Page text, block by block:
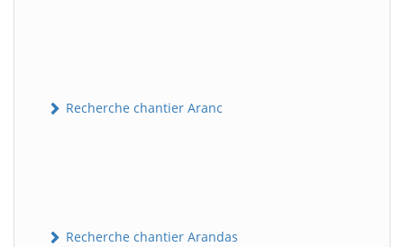
Recherche chantier Aranc
Recherche chantier Arandas